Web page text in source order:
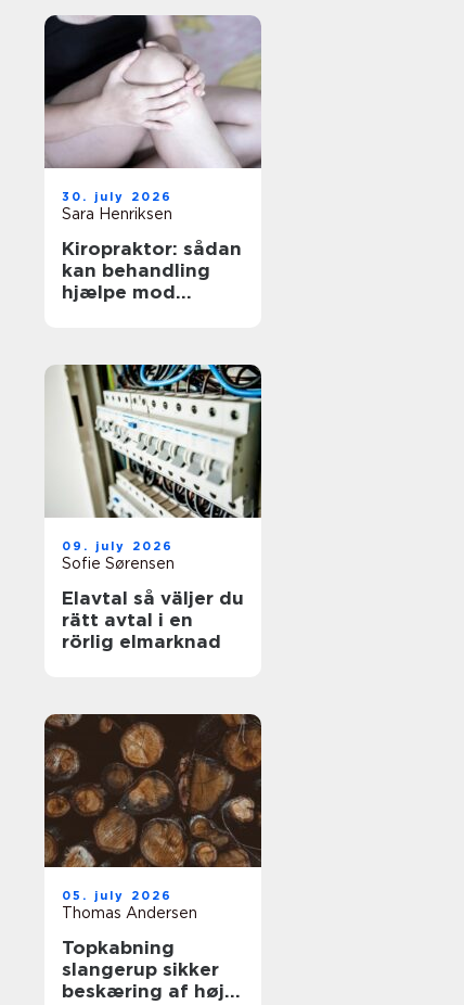
30. july 2026
Sara Henriksen
Kiropraktor: sådan
kan behandling
hjælpe mod
09. july 2026
Sofie Sørensen
Elavtal så väljer du
rätt avtal i en
rörlig elmarknad
05. july 2026
Thomas Andersen
Topkabning
slangerup sikker
beskæring af høje